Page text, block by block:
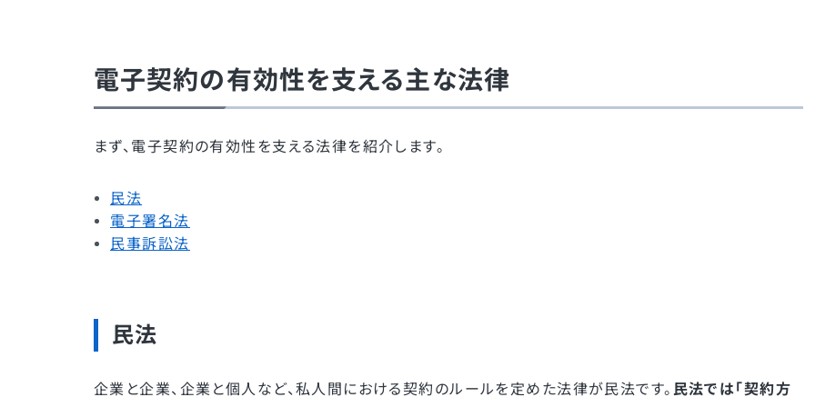
電子契約の有効性を支える主な法律
まず、電子契約の有効性を支える法律を紹介します。
民法
電子署名法
民事訴訟法
民法
企業と企業、企業と個人など、私人間における契約のルールを定めた法律が民法です。 民法では「契約方